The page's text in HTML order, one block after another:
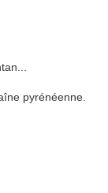
pyrénéenne.